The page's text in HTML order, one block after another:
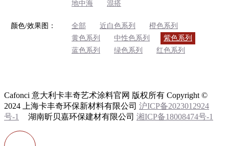
地中海
混搭
颜色/效果图： 全部 近白色系列
橙色系列
黄色系列
中性色系列
紫色系列
蓝色系列
绿色系列 红色系列
Cafonci 意大利卡丰奇艺术涂料官网 版权所有 Copyright ©
2024 上海卡丰奇环保新材料有限公司 沪ICP备2023012924
号-1
湖南昕贝嘉环保建材有限公司 湘ICP备18008474号-1